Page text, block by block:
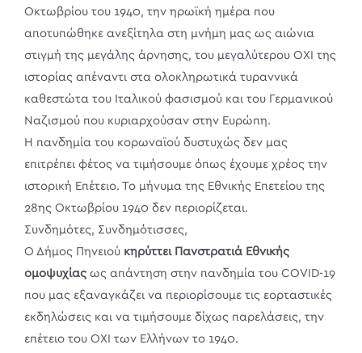
Οκτωβρίου του 1940, την ηρωϊκή ημέρα που
αποτυπώθηκε ανεξίτηλα στη μνήμη μας ως αιώνια
στιγμή της μεγάλης άρνησης, του μεγαλύτερου ΟΧΙ της
ιστορίας απέναντι στα ολοκληρωτικά τυραννικά
καθεστώτα του Ιταλικού φασισμού και του Γερμανικού
Ναζισμού που κυριαρχούσαν στην Ευρώπη.
Η πανδημία του κορωναϊού δυστυχώς δεν μας
επιτρέπει φέτος να τιμήσουμε όπως έχουμε χρέος την
ιστορική Επέτειο. Το μήνυμα της Εθνικής Επετείου της
28ης Οκτωβρίου 1940 δεν περιορίζεται.
Συνδημότες, Συνδημότισσες,
Ο Δήμος Πηνειού κηρύττει Πανστρατιά Εθνικής
ομοψυχίας ως απάντηση στην πανδημία του COVID-19
που μας εξαναγκάζει να περιορίσουμε τις εορταστικές
εκδηλώσεις και να τιμήσουμε δίχως παρελάσεις, την
επέτειο του ΟΧΙ των Ελλήνων το 1940.